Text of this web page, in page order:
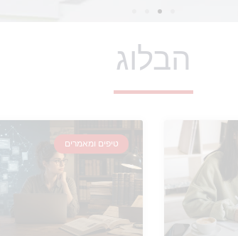
הבלוג
טיפים ומאמרים